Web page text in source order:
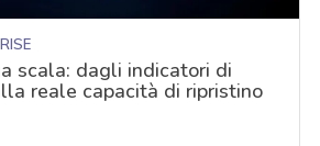
scala: dagli indicatori di
reale capacità di ripristino